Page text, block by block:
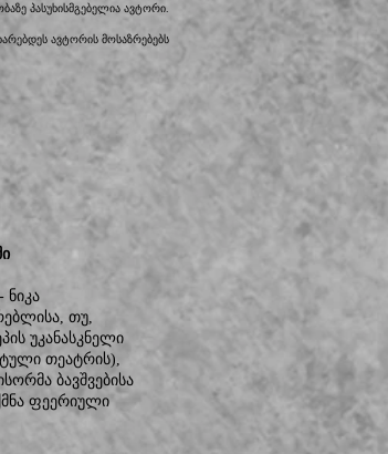
პასუხისმგებელია ავტორი.
ავტორის მოსაზრებებს
ნიკა
თუ,
უკანასკნელი
თეატრის),
ბავშვებისა
ფეერიული